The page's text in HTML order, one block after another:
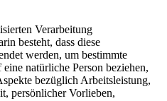
Verarbeitung
besteht, dass diese
werden, um bestimmte
natürliche Person beziehen,
bezüglich Arbeitsleistung,
persönlicher Vorlieben,